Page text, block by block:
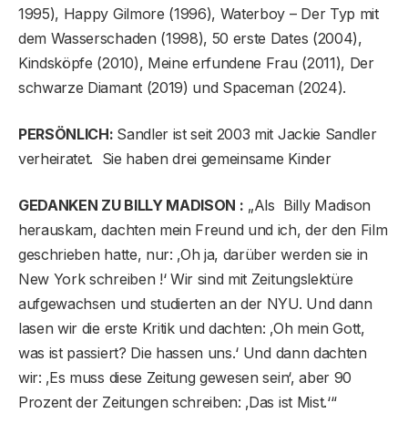
1995), Happy Gilmore (1996), Waterboy – Der Typ mit
dem Wasserschaden (1998), 50 erste Dates (2004),
Kindsköpfe (2010), Meine erfundene Frau (2011), Der
schwarze Diamant (2019) und Spaceman (2024).
PERSÖNLICH: Sandler ist seit 2003 mit Jackie Sandler
verheiratet. Sie haben drei gemeinsame Kinder
GEDANKEN ZU BILLY MADISON : „Als Billy Madison
herauskam, dachten mein Freund und ich, der den Film
geschrieben hatte, nur: ‚Oh ja, darüber werden sie in
New York schreiben !‘ Wir sind mit Zeitungslektüre
aufgewachsen und studierten an der NYU. Und dann
lasen wir die erste Kritik und dachten: ‚Oh mein Gott,
was ist passiert? Die hassen uns.‘ Und dann dachten
wir: ‚Es muss diese Zeitung gewesen sein‘, aber 90
Prozent der Zeitungen schreiben: ‚Das ist Mist.‘“